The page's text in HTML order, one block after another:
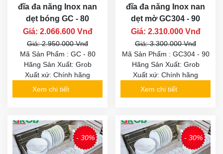
đĩa đa năng Inox nan
dẹt bóng GC - 80
Giá: 2.066.600 Vnđ
Giá: 2.950.000 Vnđ
Mã Sản Phẩm : GC - 80
Hãng Sản Xuất: Grob
Xuất xứ: Chính hãng
Xem chi tiết
đĩa đa năng Inox nan
dẹt mờ GC304 - 90
Giá: 2.310.000 Vnđ
Giá: 3.300.000 Vnđ
Mã Sản Phẩm : GC304 - 90
Hãng Sản Xuất: Grob
Xuất xứ: Chính hãng
Xem chi tiết
- 30% - 30%